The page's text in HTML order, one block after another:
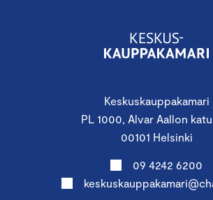
Keskuskauppakamari
PL 1000, Alvar Aallon
00101 Helsinki
09 4242 6200